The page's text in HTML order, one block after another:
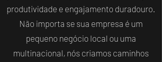
produtividade e engajamento duradouro.
Não importa se sua empresa é um
pequeno negócio local ou uma
multinacional, nós criamos caminhos